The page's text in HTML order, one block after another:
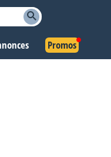
Promos